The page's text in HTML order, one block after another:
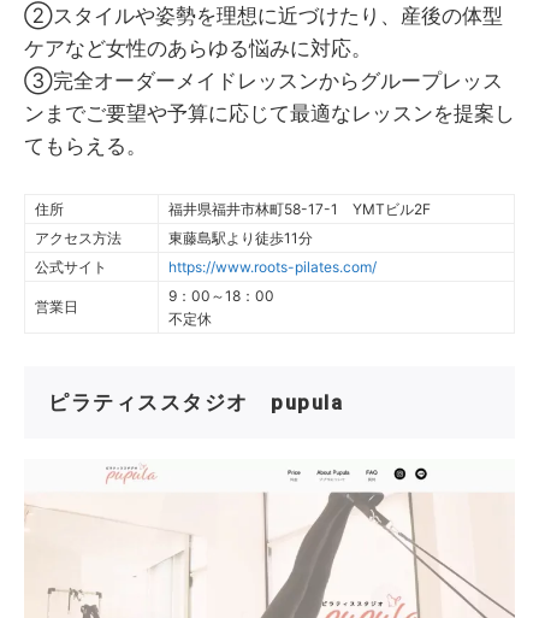
②スタイルや姿勢を理想に近づけたり、産後の体型
ケアなど女性のあらゆる悩みに対応。
③完全オーダーメイドレッスンからグループレッス
ンまでご要望や予算に応じて最適なレッスンを提案し
てもらえる。
住所
福井県福井市林町58-17-1 YMTビル2F
アクセス方法
東藤島駅より徒歩11分
公式サイト
https://www.roots-pilates.com/
営業日
9：00～18：00
不定休
ピラティススタジオ pupula